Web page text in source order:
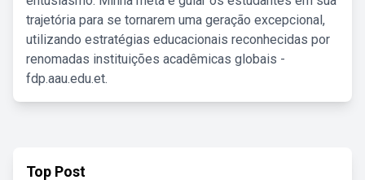
trajetória para se tornarem uma geração excepcional,
utilizando estratégias educacionais reconhecidas por
renomadas instituições acadêmicas globais -
fdp.aau.edu.et.
Top Post